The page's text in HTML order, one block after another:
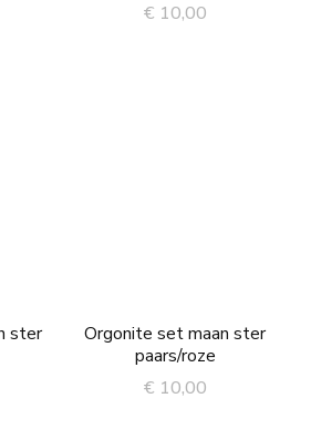
€ 10,00
ster
Orgonite set maan ster
paars/roze
€ 10,00